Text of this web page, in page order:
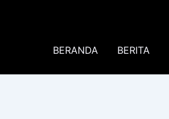
BERANDA BERITA